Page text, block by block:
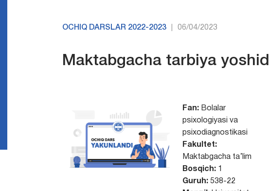
OCHIQ DARSLAR 2022-2023 06/04/2023
Maktabgacha tarbiya
Fan: Bolalar
psixologiyasi va
psixodiagnostikasi
Fakultet:
Maktabgacha ta’lim
Bosqich:1
Guruh:538-22